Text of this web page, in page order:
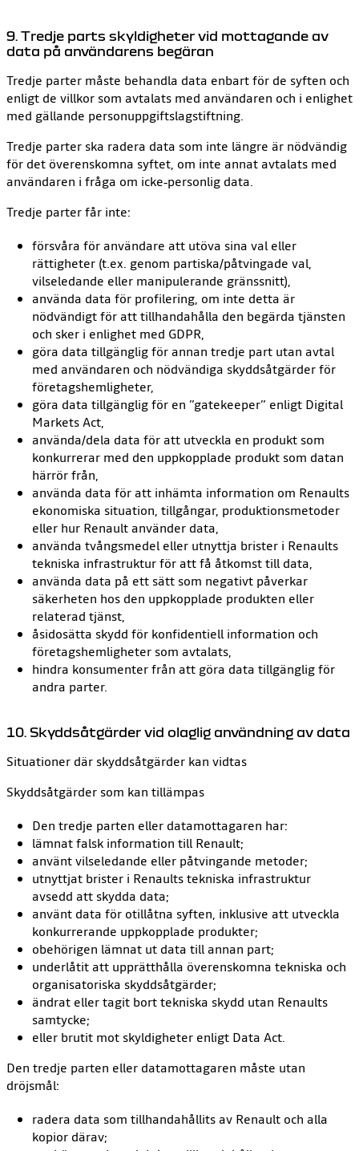
9. Tredje parts skyldigheter vid mottagande av
data på användarens begäran
Tredje parter måste behandla data enbart för de syften och
enligt de villkor som avtalats med användaren och i enlighet
med gällande personuppgiftslagstiftning.
Tredje parter ska radera data som inte längre är nödvändig
för det överenskomna syftet, om inte annat avtalats med
användaren i fråga om icke‑personlig data.
Tredje parter får inte:
försvåra för användare att utöva sina val eller
rättigheter (t.ex. genom partiska/påtvingade val,
vilseledande eller manipulerande gränssnitt),
använda data för profilering, om inte detta är
nödvändigt för att tillhandahålla den begärda tjänsten
och sker i enlighet med GDPR,
göra data tillgänglig för annan tredje part utan avtal
med användaren och nödvändiga skyddsåtgärder för
företagshemligheter,
göra data tillgänglig för en ”gatekeeper” enligt Digital
Markets Act,
använda/dela data för att utveckla en produkt som
konkurrerar med den uppkopplade produkt som datan
härrör från,
använda data för att inhämta information om Renaults
ekonomiska situation, tillgångar, produktionsmetoder
eller hur Renault använder data,
använda tvångsmedel eller utnyttja brister i Renaults
tekniska infrastruktur för att få åtkomst till data,
använda data på ett sätt som negativt påverkar
säkerheten hos den uppkopplade produkten eller
relaterad tjänst,
åsidosätta skydd för konfidentiell information och
företagshemligheter som avtalats,
hindra konsumenter från att göra data tillgänglig för
andra parter.
10. Skyddsåtgärder vid olaglig användning av data
Situationer där skyddsåtgärder kan vidtas
Skyddsåtgärder som kan tillämpas
Den tredje parten eller datamottagaren har:
lämnat falsk information till Renault;
använt vilseledande eller påtvingande metoder;
utnyttjat brister i Renaults tekniska infrastruktur
avsedd att skydda data;
använt data för otillåtna syften, inklusive att utveckla
konkurrerande uppkopplade produkter;
obehörigen lämnat ut data till annan part;
underlåtit att upprätthålla överenskomna tekniska och
organisatoriska skyddsåtgärder;
ändrat eller tagit bort tekniska skydd utan Renaults
samtycke;
eller brutit mot skyldigheter enligt Data Act.
Den tredje parten eller datamottagaren måste utan
dröjsmål:
radera data som tillhandahållits av Renault och alla
kopior därav;